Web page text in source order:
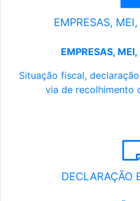
EMPRESAS,
EMPRESAS,
Situação fiscal,
via de recolhimento
DECLARAÇÃO